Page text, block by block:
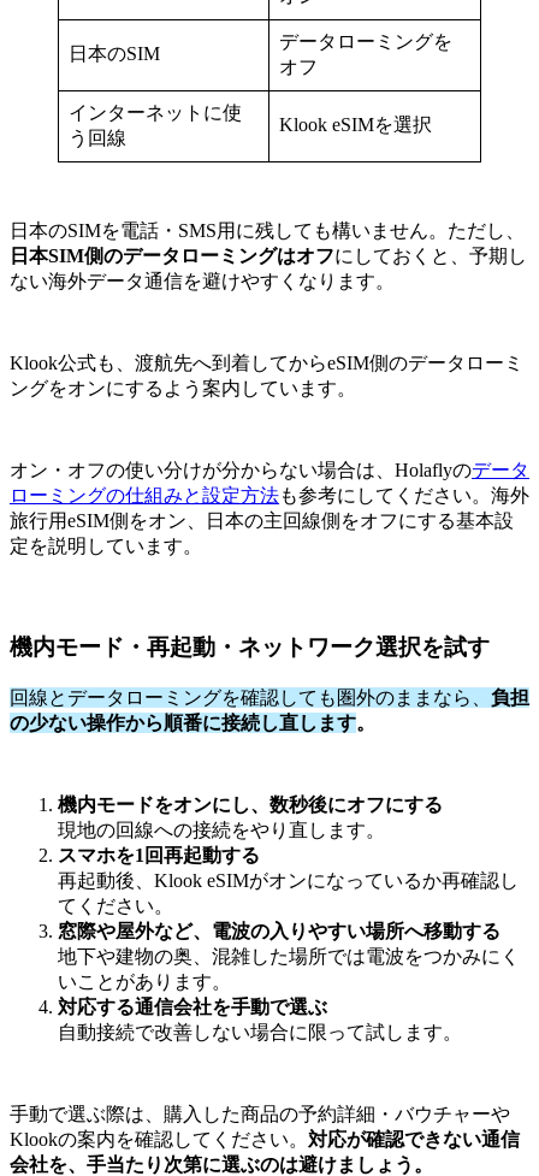
日本のSIM
データローミングを
オフ
インターネットに使
う回線
Klook eSIMを選択
日本のSIMを電話・SMS用に残しても構いません。ただし、
日本SIM側のデータローミングはオフにしておくと、予期し
ない海外データ通信を避けやすくなります。
Klook公式も、渡航先へ到着してからeSIM側のデータローミ
ングをオンにするよう案内しています。
オン・オフの使い分けが分からない場合は、Holaflyのデータ
ローミングの仕組みと設定方法も参考にしてください。海外
旅行用eSIM側をオン、日本の主回線側をオフにする基本設
定を説明しています。
機内モード・再起動・ネットワーク選択を試す
回線とデータローミングを確認しても圏外のままなら、 負担
の少ない操作から順番に接続し直します。
機内モードをオンにし、数秒後にオフにする
現地の回線への接続をやり直します。
スマホを1回再起動する
再起動後、Klook eSIMがオンになっているか再確認し
てください。
窓際や屋外など、電波の入りやすい場所へ移動する
地下や建物の奥、混雑した場所では電波をつかみにく
いことがあります。
対応する通信会社を手動で選ぶ
自動接続で改善しない場合に限って試します。
手動で選ぶ際は、購入した商品の予約詳細・バウチャーや
Klookの案内を確認してください。 対応が確認できない通信
会社を、手当たり次第に選ぶのは避けましょう。